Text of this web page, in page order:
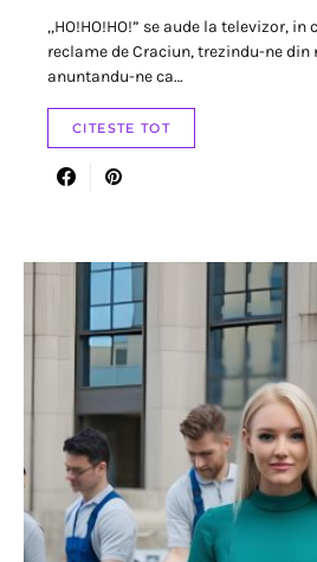
,,HO!HO!HO!” se aude la televizor,
reclame de Craciun, trezindu-ne din
anuntandu-ne ca…
CITESTE TOT